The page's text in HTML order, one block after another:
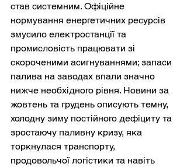
став системним. Офіційне
нормування енергетичних ресурсів
змусило електростанції та
промисловість працювати зі
скороченими асигнуваннями; запаси
палива на заводах впали значно
нижче необхідного рівня. Новини за
жовтень та грудень описують темну,
холодну зиму постійного дефіциту та
зростаючу паливну кризу, яка
торкнулася транспорту,
продовольчої логістики та навіть